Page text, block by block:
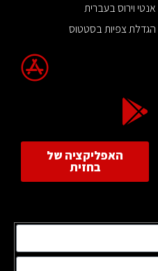
אנטי וירוס בעברית
הגדלת צפיות בסטטוס
האפליקציה של
בחזית